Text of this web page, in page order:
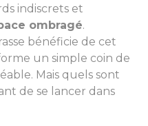
indiscrets et
ombragé.
bénéficie de cet
un simple coin de
Mais quels sont
de se lancer dans